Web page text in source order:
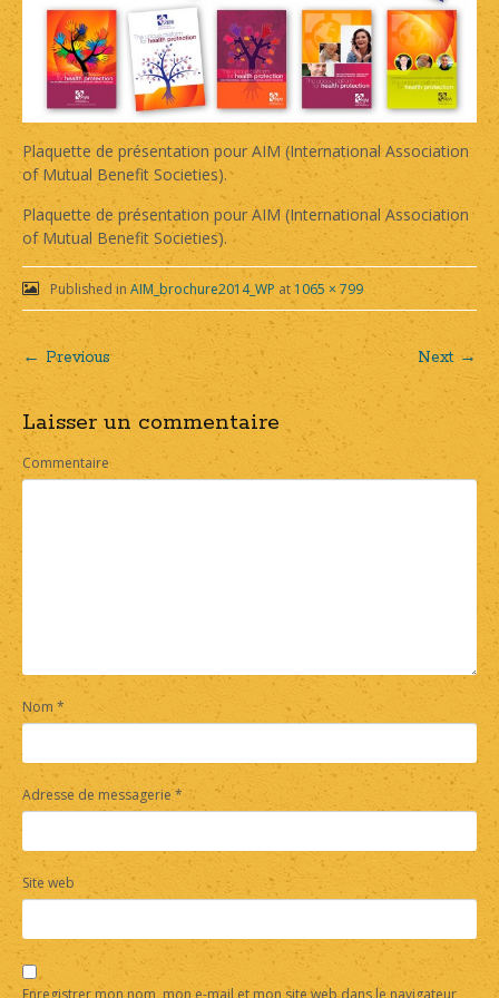
Plaquette de présentation pour AIM (International Association
of Mutual Benefit Societies).
Plaquette de présentation pour AIM (International Association
of Mutual Benefit Societies).
Published in AIM_brochure2014_WP at1065 × 799
Post
navigation
← Previous Next →
Laisser un commentaire
Commentaire
Nom *
Adresse de messagerie*
Site web